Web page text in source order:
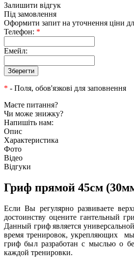
Залишити відгук
Під замовлення
Оформити запит на уточнення ціни
Телефон: *
Емейл:
* - Поля, обов'язкові для заповнення
Маєте питання?
Чи може знижку?
Напишіть нам:
Опис
Характеристика
Фото
Відео
Відгуки
Гриф прямой 45cм
Если Вы регулярно развиваете
достоинству оцените гантельный
Данный гриф является
время тренировок, укрепляющих
гриф был разработан с мыслью о
каждой тренировки.